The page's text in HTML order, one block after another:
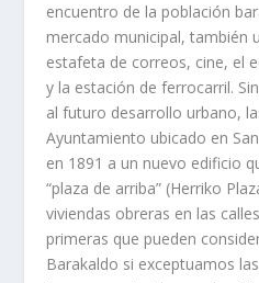
encuentro de la población
mercado municipal, también
estafeta de correos, cine, el
y la estación de ferrocarril.
al futuro desarrollo urbano,
Ayuntamiento ubicado en
en 1891 a un nuevo edificio
“plaza de arriba” (Herriko
viviendas obreras en las
primeras que pueden
Barakaldo si exceptuamos